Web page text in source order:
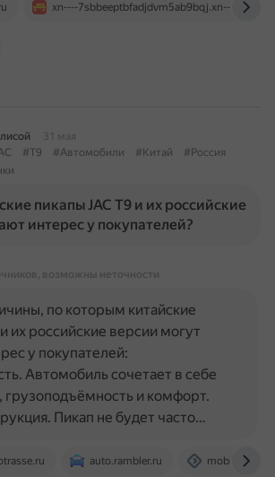
xn----7sbbeeptbfadjdvm5ab9bqj.xn--p1ai
31 мая
#T9 #Автомобили #Китай
#Россия
пикапы JAC T9 и их российские
интерес у покупателей?
возможны неточности
auto.rambler.ru mobile-
по которым китайские
их российские версии могут
у покупателей:
Автомобиль сочетает в себе
грузоподъёмность и комфорт.
Пикап не будет часто…